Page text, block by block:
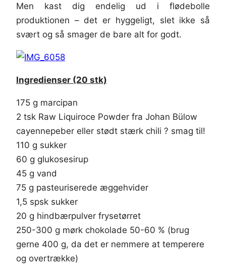
Men kast dig endelig ud i flødebolle
produktionen – det er hyggeligt, slet ikke så
svært og så smager de bare alt for godt.
Ingredienser (20 stk)
175 g marcipan
2 tsk Raw Liquiroce Powder fra Johan Bülow
cayennepeber eller stødt stærk chili ? smag til!
110 g sukker
60 g glukosesirup
45 g vand
75 g pasteuriserede æggehvider
1,5 spsk sukker
20 g hindbærpulver frysetørret
250-300 g mørk chokolade 50-60 % (brug
gerne 400 g, da det er nemmere at temperere
og overtrække)